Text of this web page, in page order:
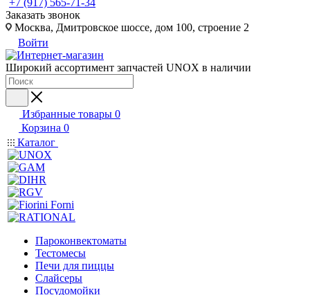
+7 (917) 565-71-34
Заказать звонок
Москва, Дмитровское шоссе, дом 100, строение 2
Войти
Широкий ассортимент запчастей UNOX в наличии
Избранные товары 0
Корзина 0
Каталог
Пароконвектоматы
Тестомесы
Печи для пиццы
Слайсеры
Посудомойки